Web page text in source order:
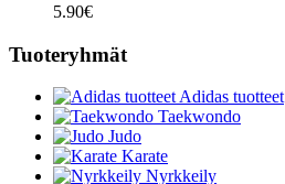
5.90€
Tuoteryhmät
Adidas tuotteet
Taekwondo
Judo
Karate
Nyrkkeily